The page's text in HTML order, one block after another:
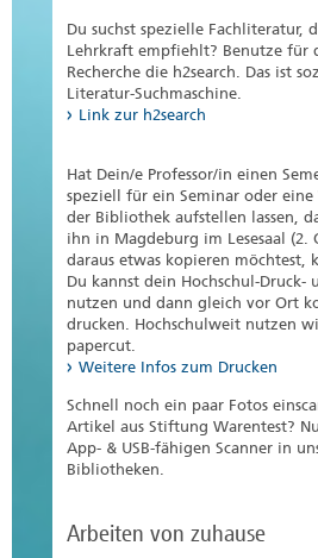
Du suchst spezielle Fachliteratur,
Lehrkraft empfiehlt? Benutze für
Recherche die h2search. Das ist
Literatur-Suchmaschine.
Link zur h2search
Hat Dein/e Professor/in einen
speziell für ein Seminar oder eine
der Bibliothek aufstellen lassen,
ihn in Magdeburg im Lesesaal (2.
daraus etwas kopieren möchtest,
Du kannst dein Hochschul-Druck-
nutzen und dann gleich vor Ort
drucken. Hochschulweit nutzen
papercut.
Weitere Infos zum Drucken
Schnell noch ein paar Fotos
Artikel aus Stiftung Warentest?
App- & USB-fähigen Scanner in
Bibliotheken.
Arbeiten von zuhause